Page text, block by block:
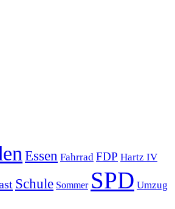
Essen Fahrrad FDP Hartz IV
Schule Sommer SPD Umzug